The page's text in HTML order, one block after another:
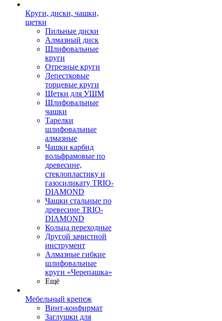
Круги, диски, чашки,
щетки
Пильные диски
Алмазный диск
Шлифовальные
круги
Отрезные круги
Лепестковые
торцевые круги
Щетки для УШМ
Шлифовальные
чашки
Тарелки
шлифовальные
алмазные
Чашки карбид
вольфрамовые по
древесине,
стеклопластику и
газосиликату TRIO-
DIAMOND
Чашки стальные по
древесине TRIO-
DIAMOND
Кольца переходные
Другой зачистной
инструмент
Алмазные гибкие
шлифовальные
круги «Черепашка»
Ещё
Мебельный крепеж
Винт-конфирмат
Заглушки для